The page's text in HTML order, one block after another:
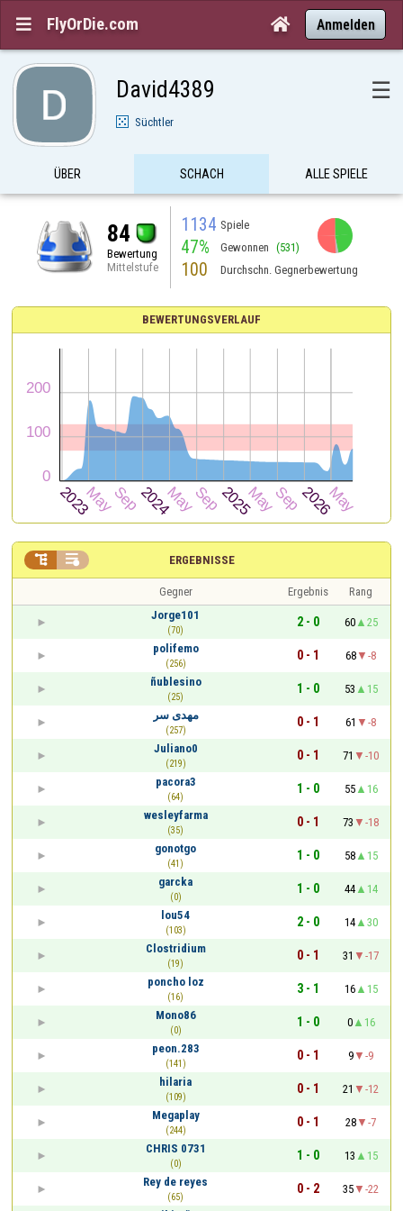
 FlyOrDie.com  Anmelden
David4389 ☰
Süchtler
ÜBER SCHACH ALLE SPIELE
84
Bewertung
Mittelstufe
1134 Spiele
47% Gewonnen (531)
100 Durchschn. Gegnerbewertung
BEWERTUNGSVERLAUF
ERGEBNISSE
 
Gegner Ergebnis
Rang
Jorge101
(70)
2 - 0 60
25
polifemo
(256)
0 - 1 68
-8
ñublesino
(25)
1 - 0 53
15
مهدى سر
(257)
0 - 1 61
-8
Juliano0
(219)
0 - 1 71
-10
pacora3
(64)
1 - 0 55
16
wesleyfarma
(35)
0 - 1 73
-18
gonotgo
(41)
1 - 0 58
15
garcka
(0)
1 - 0 44
14
lou54
(103)
2 - 0 14
30
Clostridium
(19)
0 - 1 31
-17
poncho loz
(16)
3 - 1 16
15
Mono86
(0)
1 - 0 0
16
peon.283
(141)
0 - 1 9
-9
hilaria
(109)
0 - 1 21
-12
Megaplay
(244)
0 - 1 28
-7
CHRIS 0731
(0)
1 - 0 13
15
Rey de reyes
(65)
0 - 2 35
-22